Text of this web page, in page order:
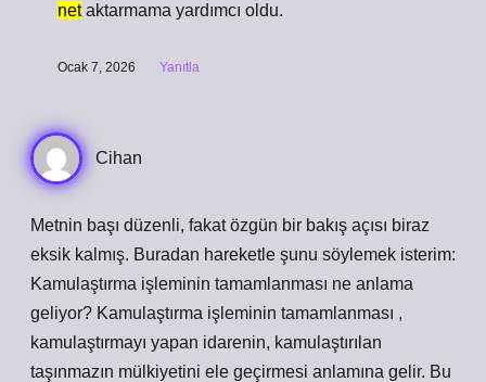
netaktarmama yardımcı oldu.
Ocak 7, 2026 Yanıtla
Cihan
Metnin başı düzenli, fakat özgün bir bakış açısı biraz
eksik kalmış. Buradan hareketle şunu söylemek isterim:
Kamulaştırma işleminin tamamlanması ne anlama
geliyor? Kamulaştırma işleminin tamamlanması ,
kamulaştırmayı yapan idarenin, kamulaştırılan
taşınmazın mülkiyetini ele geçirmesi anlamına gelir. Bu